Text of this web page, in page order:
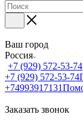
Ваш город
Россия
+7 (929) 572-53-74
+7 (929) 572-53-74
+74993917131
Заказать звонок